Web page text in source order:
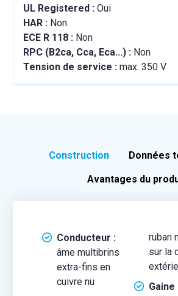
UL Registered : Oui
HAR : Non
ECE R 118 : Non
RPC (B2ca, Cca, Eca...) : Non
Tension de service : max. 350 V
Construction Données
Avantages du
Conducteur :
âme multibrins
extra-fins en
cuivre nu
ruban
sur la
Gaine